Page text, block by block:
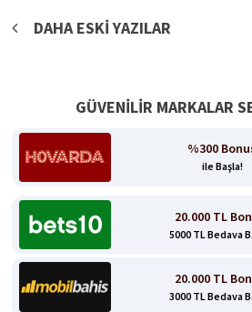
YazıDAHA ESKI YAZILAR
GÜVENİLİR MARKALAR
%300
ile Başla!
20.000 TL
5000 TL Bedava
20.000 TL
3000 TL Bedava